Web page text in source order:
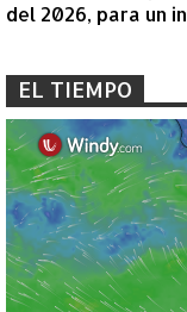
del 2026, para un
EL TIEMPO